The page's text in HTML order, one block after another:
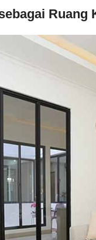
Ruang